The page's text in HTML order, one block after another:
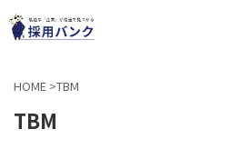
HOME >TBM
TBM